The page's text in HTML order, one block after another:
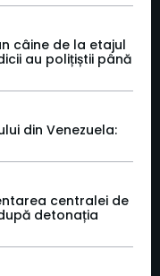
câine de la etajul
au polițiștii până
din Venezuela:
centralei de
detonația